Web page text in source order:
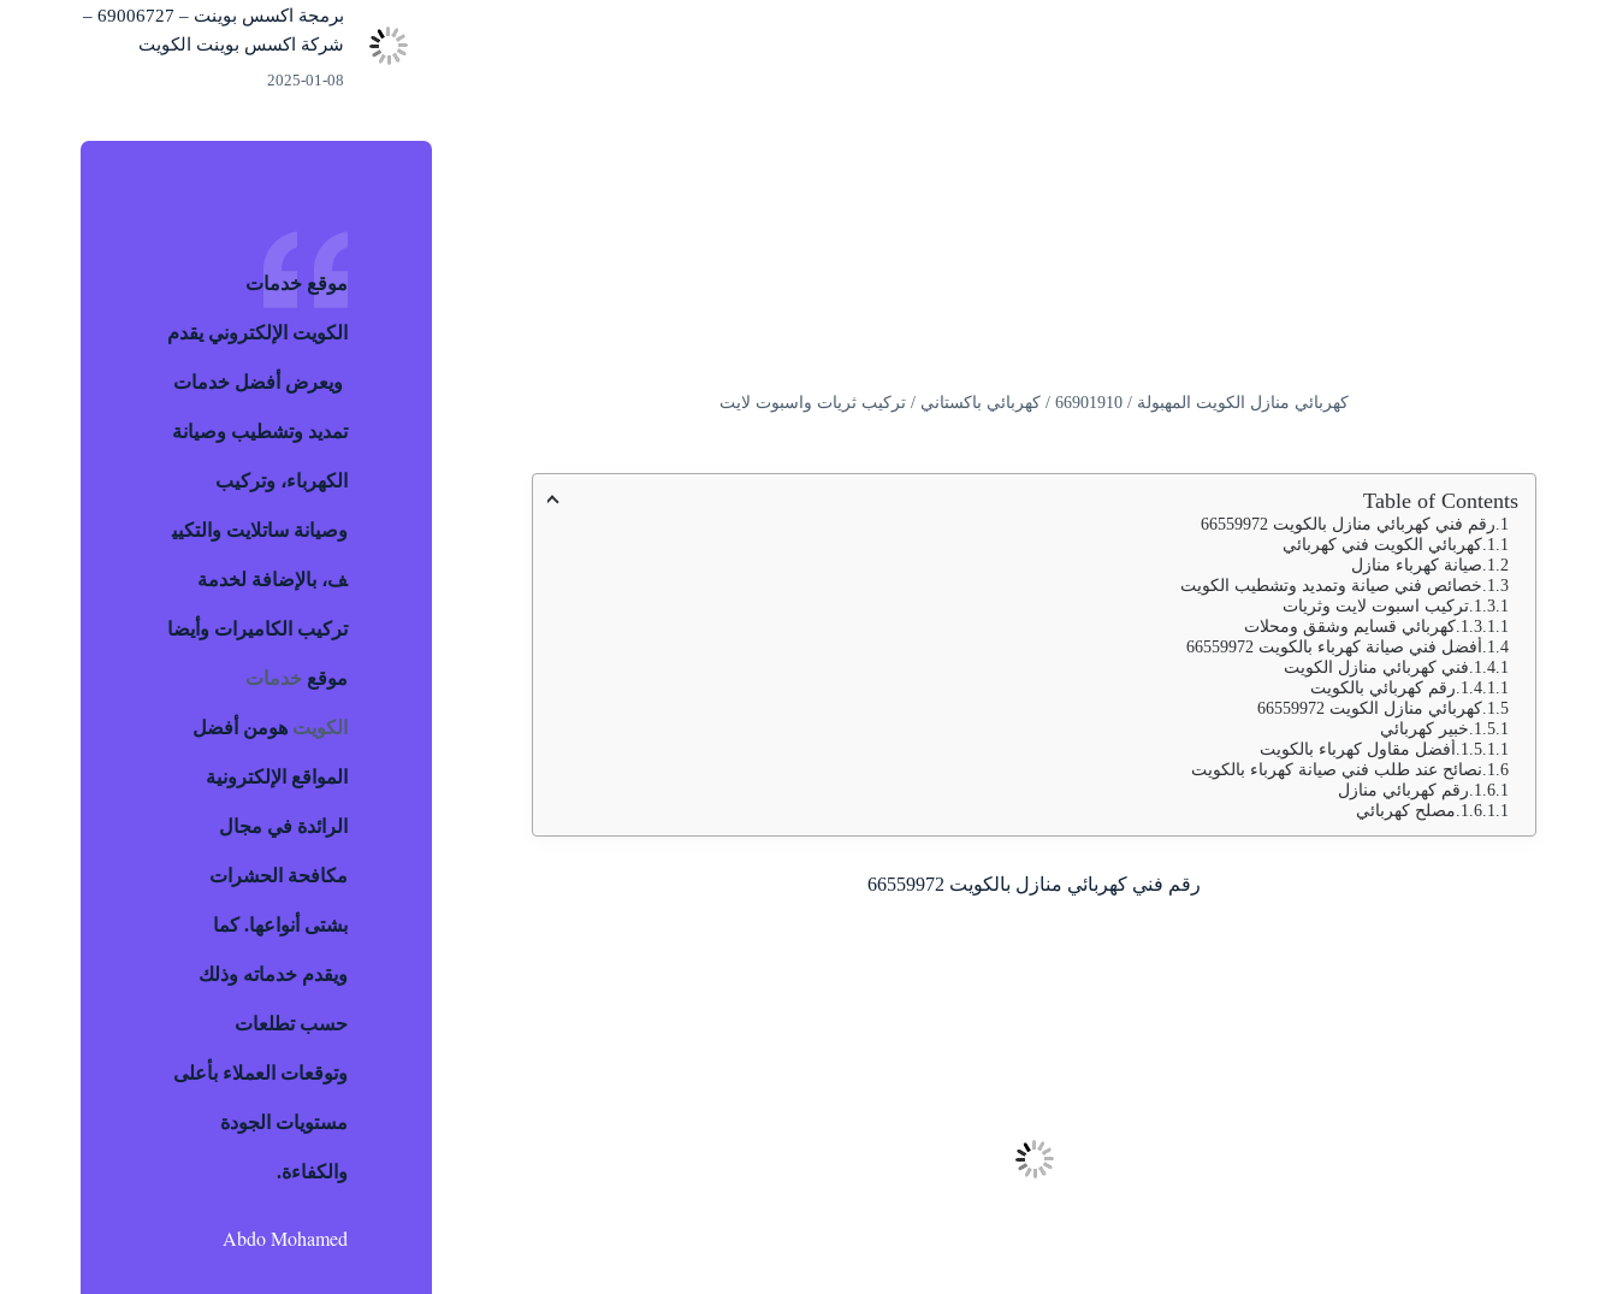
كهربائي منازل الكويت المهبولة / 66901910 / كهربائي باكستاني / تركيب ثريات واسبوت لايت
Table of Contents
رقم فني كهربائي منازل بالكويت 66559972
كهربائي الكويت فني كهربائي
صيانة كهرباء منازل
خصائص فني صيانة وتمديد وتشطيب الكويت
تركيب اسبوت لايت وثريات
كهربائي قسايم وشقق ومحلات
أفضل فني صيانة كهرباء بالكويت 66559972
فني كهربائي منازل الكويت
رقم كهربائي بالكويت
كهربائي منازل الكويت 66559972
خبير كهربائي
أفضل مقاول كهرباء بالكويت
نصائح عند طلب فني صيانة كهرباء بالكويت
رقم كهربائي منازل
مصلح كهربائي
رقم فني كهربائي منازل بالكويت 66559972
برمجة اكسس بوينت – 69006727 –
شركة اكسس بوينت الكويت
2025-01-08
موقع خدمات
الكويت الإلكتروني يقدم
ويعرض أفضل خدمات
تمديد وتشطيب وصيانة
الكهرباء، وتركيب
وصيانة ساتلايت والتكيي
ف، بالإضافة لخدمة
تركيب الكاميرات وأيضا
موقعخدمات
الكويتهومن أفضل
المواقع الإلكترونية
الرائدة في مجال
مكافحة الحشرات
بشتى أنواعها. كما
ويقدم خدماته وذلك
حسب تطلعات
وتوقعات العملاء بأعلى
مستويات الجودة
والكفاءة.
Abdo Mohamed